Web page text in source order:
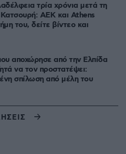
τρία χρόνια μετά τη
ΑΕΚ και Athens
του, δείτε βίντεο και
αποχώρησε από την Ελπίδα
να τον προστατέψει:
σπίλωση από μέλη του